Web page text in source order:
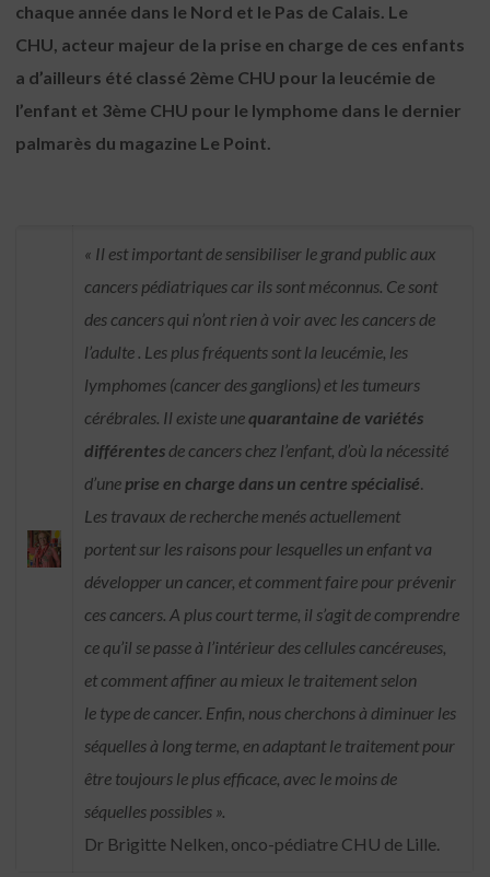
chaque année dans le Nord et le Pas de Calais. Le
CHU, acteur majeur de la prise en charge de ces enfants
a d’ailleurs été classé 2ème CHU pour la leucémie de
l’enfant et 3ème CHU pour le lymphome dans le dernier
palmarès du magazine Le Point.
« Il est important de sensibiliser le grand public aux
cancers pédiatriques car ils sont méconnus. Ce sont
des cancers qui n’ont rien à voir avec les cancers de
l’adulte . Les plus fréquents sont la leucémie, les
lymphomes (cancer des ganglions) et les tumeurs
cérébrales. Il existe unequarantaine de variétés
différentesde cancers chez l’enfant, d’où la nécessité
d’une prise en charge dans un centre spécialisé.
Les travaux de recherche menés actuellement
portent sur les raisons pour lesquelles un enfant va
développer un cancer, et comment faire pour prévenir
ces cancers. A plus court terme, il s’agit de comprendre
ce qu’il se passe à l’intérieur des cellules cancéreuses,
et comment affiner au mieux le traitement selon
le type de cancer. Enfin, nous cherchons à diminuer les
séquelles à long terme, en adaptant le traitement pour
être toujours le plus efficace, avec le moins de
séquelles possibles ».
Dr Brigitte Nelken, onco-pédiatre CHU de Lille.